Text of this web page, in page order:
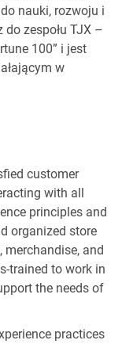
nauki, rozwoju i
zespołu TJX –
100” i jest
w
customer
with all
principles and
organized store
merchandise, and
trained to work in
the needs of
practices